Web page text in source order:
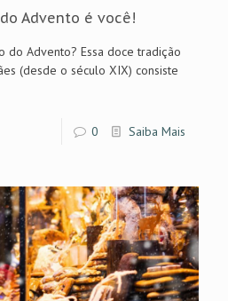
Advento é você!
do Advento? Essa doce tradição
(desde o século XIX) consiste
0 Saiba Mais